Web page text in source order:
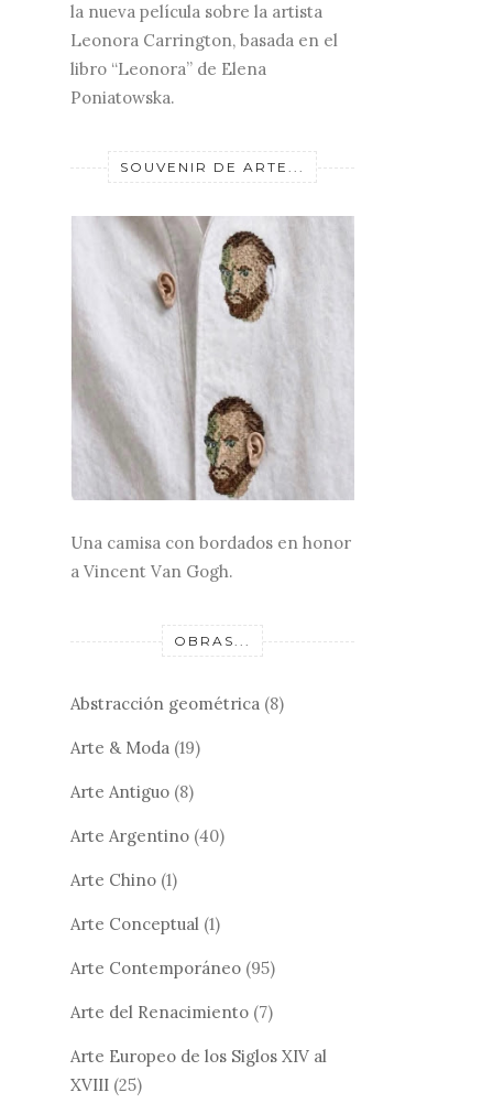
la nueva película sobre la artista
Leonora Carrington, basada en el
libro “Leonora” de Elena
Poniatowska.
SOUVENIR DE ARTE...
Una camisa con bordados en honor
a Vincent Van Gogh.
OBRAS...
Abstracción geométrica (8)
Arte & Moda (19)
Arte Antiguo (8)
Arte Argentino (40)
Arte Chino (1)
Arte Conceptual (1)
Arte Contemporáneo (95)
Arte del Renacimiento (7)
Arte Europeo de los Siglos XIV al
XVIII (25)